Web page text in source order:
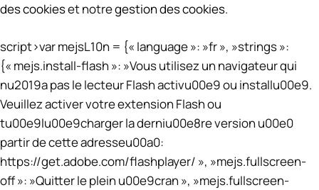
des cookieset notregestion des cookies.
script>var mejsL10n = {« language »: »fr », »strings »:
{« mejs.install-flash »: »Vous utilisez un navigateur qui
nu2019a pas le lecteur Flash activu00e9 ou installu00e9.
Veuillez activer votre extension Flash ou
tu00e9lu00e9charger la derniu00e8re version u00e0
partir de cette adresseu00a0:
https://get.adobe.com/flashplayer/ », »mejs.fullscreen-
off »: »Quitter le plein u00e9cran », »mejs.fullscreen-